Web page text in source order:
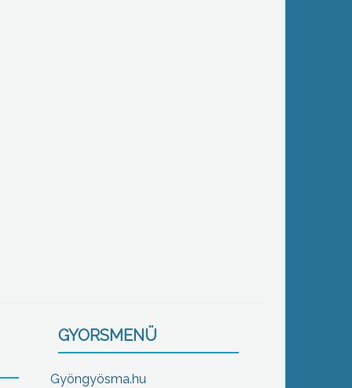
GYORSMENÜ
Gyöngyösma.hu